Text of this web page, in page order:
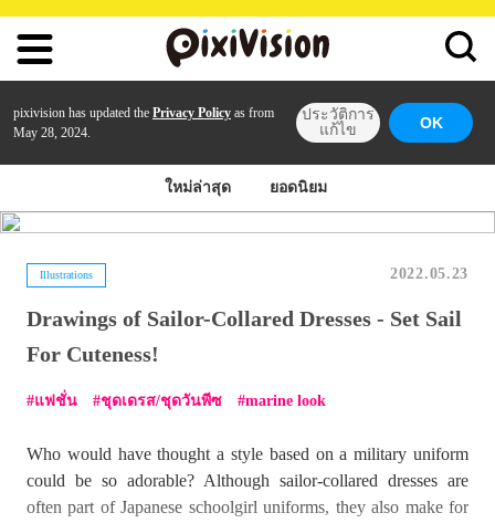
pixivision has updated the Privacy Policy as from
May 28, 2024.
ประวัติการ
แก้ไข
OK
ใหม่ล่าสุด ยอดนิยม
Illustrations 2022.05.23
Drawings of Sailor-Collared Dresses - Set Sail
For Cuteness!
แฟชั่น ชุดเดรส/ชุดวันพีซ marine look
Who would have thought a style based on a military uniform
could be so adorable? Although sailor-collared dresses are
often part of Japanese schoolgirl uniforms, they also make for